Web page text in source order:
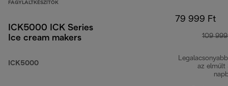
FAGYLALTKÉSZÍTŐK
ICK5000 ICK Series
Ice cream makers
ICK5000
79 999 Ft
109
az elmúlt